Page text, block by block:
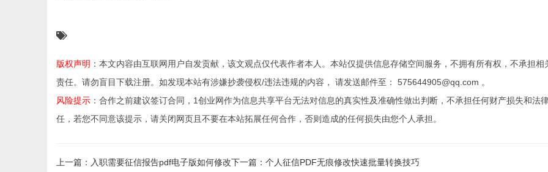
版权声明 ：本文内容由互联网用户自发贡献，该文观点仅代表作者本人。本站仅提供信息存储空间服务，不拥有所有权，不承担相
责任。请勿盲目下载注册。如发现本站有涉嫌抄袭侵权/违法违规的内容， 请发送邮件至： 575644905@qq.com 。
风险提示 ：合作之前建议签订合同，1创业网作为信息共享平台无法对信息的真实性及准确性做出判断，不承担任何财产损失和法
任，若您不同意该提示，请关闭网页且不要在本站拓展任何合作，否则造成的任何损失由您个人承担。
上一篇：入职需要征信报告pdf电子版如何修改下一篇：个人征信PDF无痕修改快速批量转换技巧